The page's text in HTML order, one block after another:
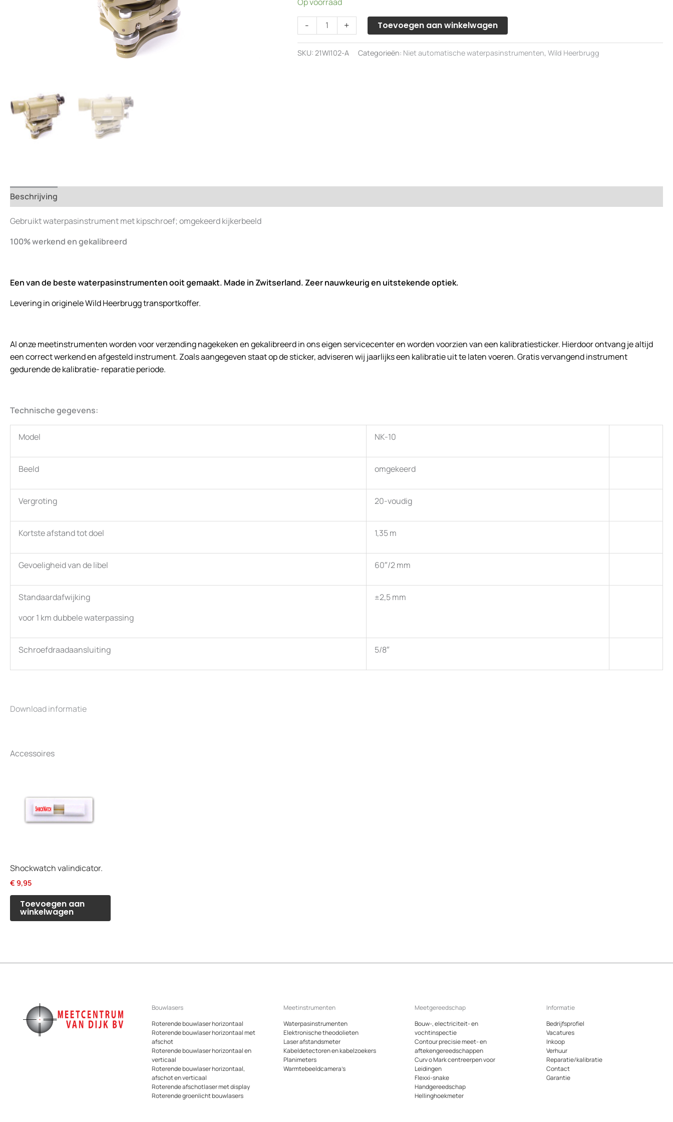
-
NK10
waterpasinstrument
met
+ Toevoegen aan winkelwagen
SKU: 21WI102-A Categorieën: Niet automatische waterpasinstrumenten, Wild Heerbrugg
Beschrijving
Gebruikt waterpasinstrument met kipschroef; omgekeerd kijkerbeeld
100% werkend en gekalibreerd
Een van de beste waterpasinstrumenten ooit gemaakt. Made in Zwitserland. Zeer nauwkeurig en uitstekende optiek.
Levering in originele Wild Heerbrugg transportkoffer.
Al onze meetinstrumenten worden voor verzending nagekeken en gekalibreerd in ons eigen servicecenter en worden voorzien van een kalibratiesticker. Hierdoor ontvang je altijd
een correct werkend en afgesteld instrument. Zoals aangegeven staat op de sticker, adviseren wij jaarlijks een kalibratie uit te laten voeren. Gratis vervangend instrument
gedurende de kalibratie- reparatie periode.
Technische gegevens:
Model NK-10
Beeld omgekeerd
Vergroting 20-voudig
Kortste afstand tot doel 1,35 m
Gevoeligheid van de libel 60″/2 mm
Standaardafwijking
voor 1 km dubbele waterpassing
±2,5 mm
Schroefdraadaansluiting 5/8″
Download informatie
Accessoires
Shockwatch valindicator.
€ 9,95
Toevoegen aan
winkelwagen
Bouwlasers
Roterende bouwlaser horizontaal
Roterende bouwlaser horizontaal met
afschot
Roterende bouwlaser horizontaal en
verticaal
Roterende bouwlaser horizontaal,
afschot en verticaal
Roterende afschotlaser met display
Roterende groenlicht bouwlasers
Meetinstrumenten
Waterpasinstrumenten
Elektronische theodolieten
Laser afstandsmeter
Kabeldetectoren en kabelzoekers
Planimeters
Warmtebeeldcamera’s
Meetgereedschap
Bouw-, electriciteit- en
vochtinspectie
Contour precisie meet- en
aftekengereedschappen
Curv o Mark centreerpen voor
Leidingen
Flexxi-snake
Handgereedschap
Hellinghoekmeter
Informatie
Bedrijfsprofiel
Vacatures
Inkoop
Verhuur
Reparatie/kalibratie
Contact
Garantie